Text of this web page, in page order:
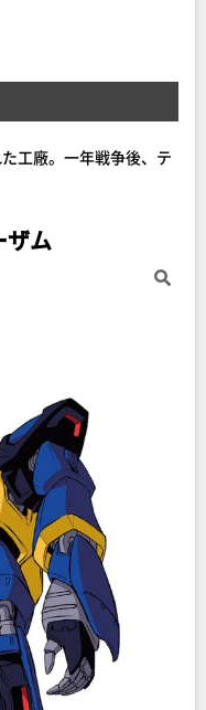
工廠。一年戦争後、テ
ザム